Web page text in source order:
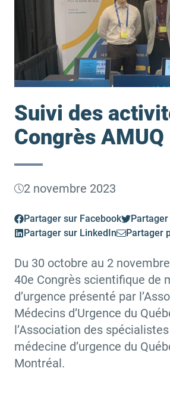
Suivi des
Congrès AMUQ
2 novembre 2023
Partager sur Facebook
Partager sur LinkedIn
Partager
Du 30 octobre au 2
40e Congrès scientifique de
d’urgence présenté par
Médecins d’Urgence du
l’Association des
médecine d’urgence du
Montréal.